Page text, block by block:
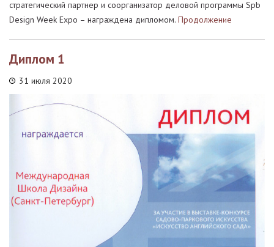
стратегический партнер и соорганизатор деловой программы Spb
Design Week Expo – награждена дипломом. Продолжение
Диплом 1
31 июля 2020